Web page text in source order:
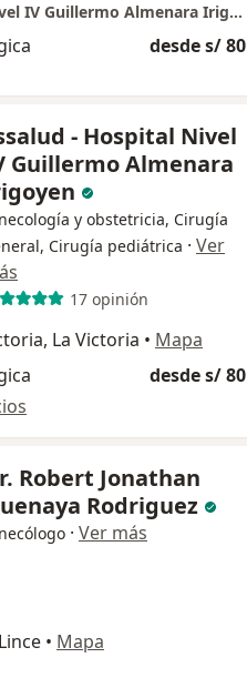
Essalud - Hospital Nivel IV Guillermo Almenara Irigoyen
desde s/ 80
- Hospital Nivel
Guillermo Almenara
y obstetricia, Cirugía
Cirugía pediátrica · Ver
17 opinión
La Victoria • Mapa
desde s/ 80
Robert Jonathan
Rodriguez
· Ver más
• Mapa